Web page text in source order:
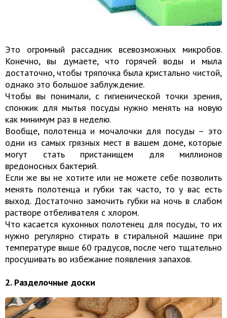
Это огромный рассадник всевозможных микробов.
Конечно, вы думаете, что горячей воды и мыла
достаточно, чтобы тряпочка была кристально чистой,
однако это большое заблуждение.
Чтобы вы понимали, с гигиенической точки зрения,
спонжик для мытья посуды нужно менять на новую
как минимум раз в неделю.
Вообще, полотенца и мочалочки для посуды – это
одни из самых грязных мест в вашем доме, которые
могут стать пристанищем для миллионов
вредоносных бактерий.
Если же вы не хотите или не можете себе позволить
менять полотенца и губки так часто, то у вас есть
выход. Достаточно замочить губки на ночь в слабом
растворе отбеливателя с хлором.
Что касается кухонных полотенец для посуды, то их
нужно регулярно стирать в стиральной машине при
температуре выше 60 градусов, после чего тщательно
просушивать во избежание появления запахов.
2. Разделочные доски